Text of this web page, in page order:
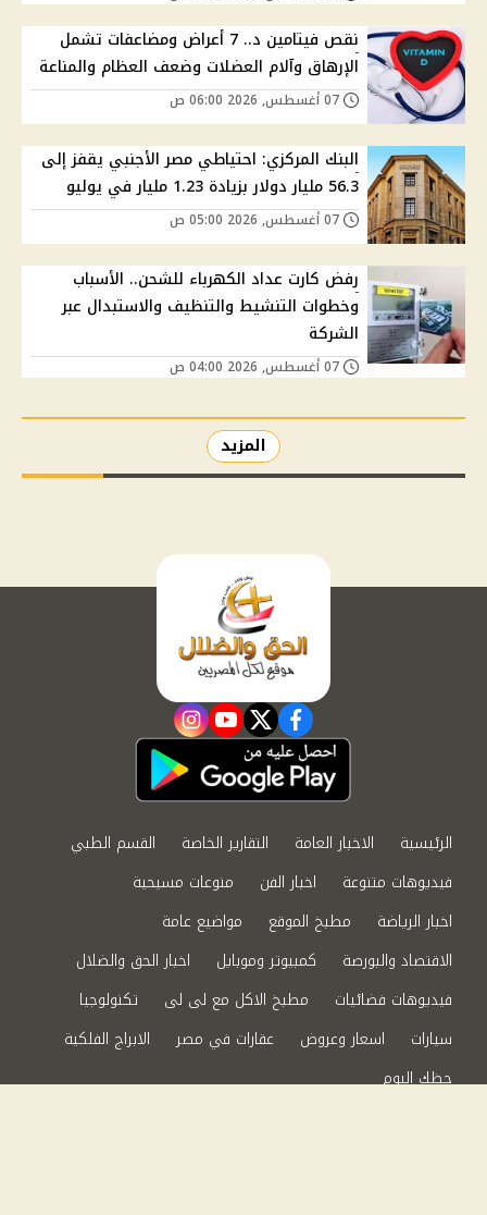
نقص فيتامين د.. 7 أعراض ومضاعفات تشمل
الإرهاق وآلام العضلات وضعف العظام والمناعة
البنك المركزي: احتياطي مصر الأجنبي يقفز إلى
56.3 مليار دولار بزيادة 1.23 مليار في يوليو
رفض كارت عداد الكهرباء للشحن.. الأسباب
وخطوات التنشيط والتنظيف والاستبدال عبر
الشركة
المزيد
facebook
twitter
youtube
instagram
الرئيسية الاخبار العامة التقارير الخاصة
القسم الطبي
فيديوهات متنوعة
اخبار الفن
منوعات مسيحية
اخبار الرياضة
مطبخ الموقع
مواضيع عامة
الاقتصاد والبورصة
كمبيوتر وموبايل
اخبار الحق والضلال
فيديوهات فضائيات
مطبخ الاكل مع لى لى
تكنولوجيا
سيارات
اسعار وعروض عقارات في مصر
الابراج الفلكية
حظك اليوم